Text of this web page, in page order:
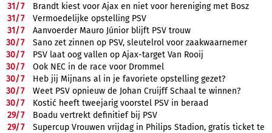
31/7
Brandt kiest voor Ajax en niet voor hereniging met Bosz
31/7
Vermoedelijke opstelling PSV
31/7
Aanvoerder Mauro Júnior blijft PSV trouw
30/7
Sano zet zinnen op PSV, sleutelrol voor zaakwaarnemer
30/7
PSV laat oog vallen op Ajax-target Van Rooij
30/7
Ook NEC in de race voor Drommel
30/7
Heb jij Mijnans al in je favoriete opstelling gezet?
30/7
Weet PSV opnieuw de Johan Cruijff Schaal te winnen?
30/7
Kostić heeft tweejarig voorstel PSV in beraad
29/7
Boadu vertrekt definitief bij PSV
29/7
Supercup Vrouwen vrijdag in Philips Stadion, gratis ticket te